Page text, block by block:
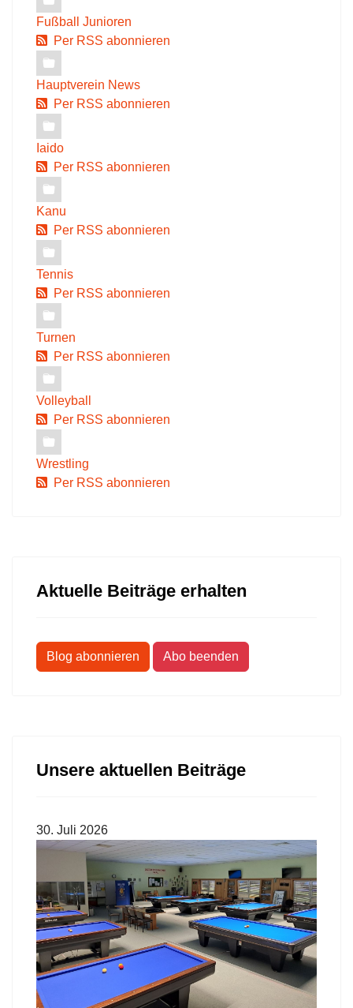
Fußball Junioren
Per RSS abonnieren
Hauptverein News
Per RSS abonnieren
Iaido
Per RSS abonnieren
Kanu
Per RSS abonnieren
Tennis
Per RSS abonnieren
Turnen
Per RSS abonnieren
Volleyball
Per RSS abonnieren
Wrestling
Per RSS abonnieren
Aktuelle Beiträge erhalten
Blog abonnieren Abo beenden
Unsere aktuellen Beiträge
30. Juli 2026